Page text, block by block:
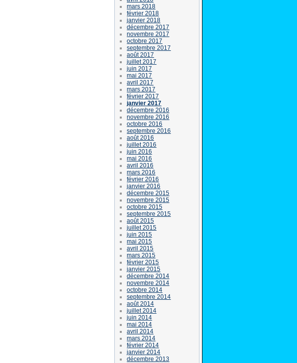
mars 2018
février 2018
janvier 2018
décembre 2017
novembre 2017
octobre 2017
septembre 2017
août 2017
juillet 2017
juin 2017
mai 2017
avril 2017
mars 2017
février 2017
janvier 2017
décembre 2016
novembre 2016
octobre 2016
septembre 2016
août 2016
juillet 2016
juin 2016
mai 2016
avril 2016
mars 2016
février 2016
janvier 2016
décembre 2015
novembre 2015
octobre 2015
septembre 2015
août 2015
juillet 2015
juin 2015
mai 2015
avril 2015
mars 2015
février 2015
janvier 2015
décembre 2014
novembre 2014
octobre 2014
septembre 2014
août 2014
juillet 2014
juin 2014
mai 2014
avril 2014
mars 2014
février 2014
janvier 2014
décembre 2013